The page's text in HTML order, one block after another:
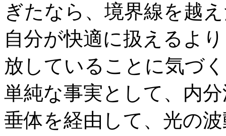
ぎたなら、境界線を越
自分が快適に扱えるよ
放していることに気づ
単純な事実として、内
垂体を経由して、光の